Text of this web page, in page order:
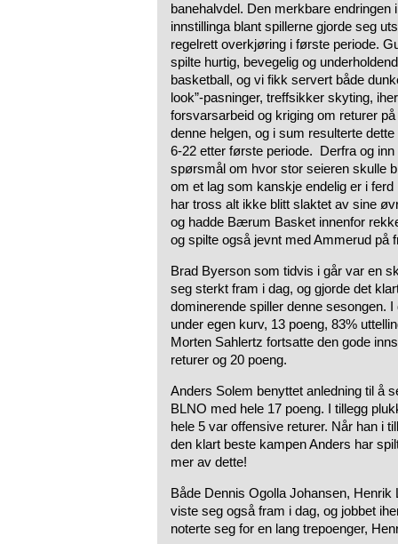
banehalvdel. Den merkbare endringen i
innstillinga blant spillerne gjorde seg
regelrett overkjøring i første periode.
spilte hurtig, bevegelig og
basketball, og vi fikk servert både
look”-pasninger, treffsikker skyting,
forsvarsarbeid og kriging om returer
denne helgen, og i sum resulterte
6-22 etter første periode. Derfra og
spørsmål om hvor stor seieren skulle
om et lag som kanskje endelig er i
har tross alt ikke blitt slaktet av sine
og hadde Bærum Basket innenfor
og spilte også jevnt med Ammerud på
Brad Byerson som tidvis i går var en
seg sterkt fram i dag, og gjorde det
dominerende spiller denne sesongen.
under egen kurv, 13 poeng, 83%
Morten Sahlertz fortsatte den gode
returer og 20 poeng.
Anders Solem benyttet anledning til å
BLNO med hele 17 poeng. I tillegg
hele 5 var offensive returer. Når han i
den klart beste kampen Anders har
mer av dette!
Både Dennis Ogolla Johansen,
viste seg også fram i dag, og jobbet
noterte seg for en lang trepoenger,